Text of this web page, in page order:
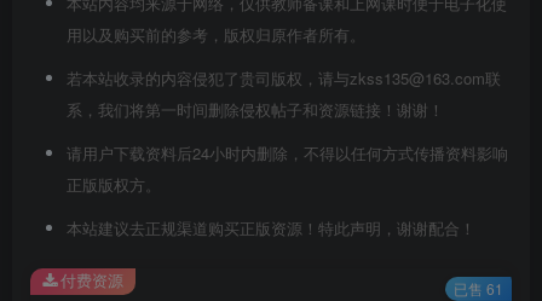
用以及购买前的参考，版权归原作者所有。
若本站收录的内容侵犯了贵司版权，请与zkss135@163.com联
系，我们将第一时间删除侵权帖子和资源链接！谢谢！
请用户下载资料后24小时内删除，不得以任何方式传播资料影响
正版版权方。
本站建议去正规渠道购买正版资源！特此声明，谢谢配合！
付费资源 已售 61